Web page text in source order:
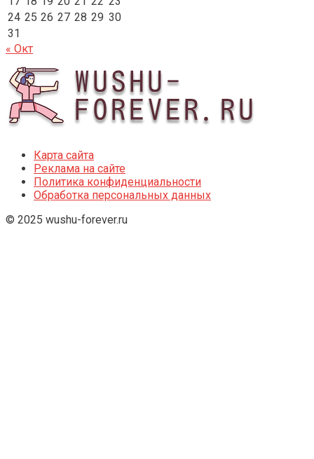
24 25 26 27 28 29 30
31
« Окт
Карта сайта
Реклама на сайте
Политика конфиденциальности
Обработка персональных данных
© 2025 wushu-forever.ru